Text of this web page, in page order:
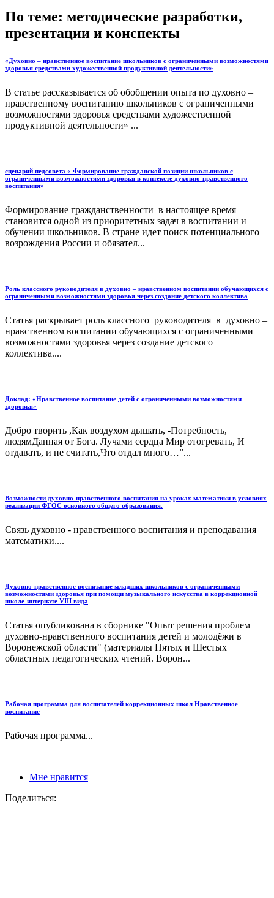
По теме: методические разработки,
презентации и конспекты
«Духовно – нравственное воспитание школьников с ограниченными возможностями
здоровья средствами художественной продуктивной деятельности»
В статье рассказывается об обобщении опыта по духовно –
нравственному воспитанию школьников с ограниченными
возможностями здоровья средствами художественной
продуктивной деятельности» ...
сценарий педсовета « Формирование гражданской позиции школьников с
ограниченными возможностями здоровья в контексте духовно-нравственного
воспитания»
Формирование гражданственности в настоящее время
становится одной из приоритетных задач в воспитании и
обучении школьников. В стране идет поиск потенциального
возрождения России и обязател...
Роль классного руководителя в духовно – нравственном воспитании обучающихся с
ограниченными возможностями здоровья через создание детского коллектива
Статья раскрывает роль классного руководителя в духовно –
нравственном воспитании обучающихся с ограниченными
возможностями здоровья через создание детского
коллектива....
Доклад: «Нравственное воспитание детей с ограниченными возможностями
здоровья»
Добро творить ,Как воздухом дышать, -Потребность,
людямДанная от Бога. Лучами сердца Мир отогревать, И
отдавать, и не считать,Что отдал много…”...
Возможности духовно-нравственного воспитания на уроках математики в условиях
реализации ФГОС основного общего образования.
Связь духовно - нравственного воспитания и преподавания
математики....
Духовно-нравственное воспитание младших школьников с ограниченными
возможностями здоровья при помощи музыкального искусства в коррекционной
школе-интернате VIII вида
Статья опубликована в сборнике "Опыт решения проблем
духовно-нравственного воспитания детей и молодёжи в
Воронежской области" (материалы Пятых и Шестых
областных педагогических чтений. Ворон...
Рабочая программа для воспитателей коррекционных школ Нравственное
воспитание
Рабочая программа...
Мне нравится
Поделиться: